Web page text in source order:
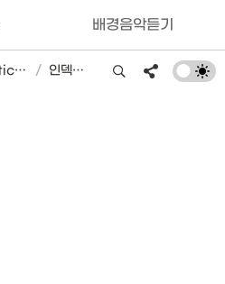
배경음악듣기
Elasticsearch / 인덱스 설계